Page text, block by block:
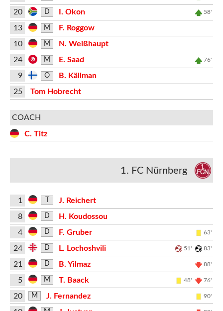
20 D I. Okon 58'
13 M
F. Roggow
10
M
N. Weißhaupt
24
M E. Saad 76'
9 O
B. Källman
25
Tom Hobrecht
COACH
C. Titz
1. FC Nürnberg
1
J. Reichert
8
D
H. Koudossou
4
D F. Gruber 63'
24 D L. Lochoshvili 51' 83'
21 D B. Yilmaz 88'
5 M T. Baack 48' 76'
20 M J. Fernandez 90'